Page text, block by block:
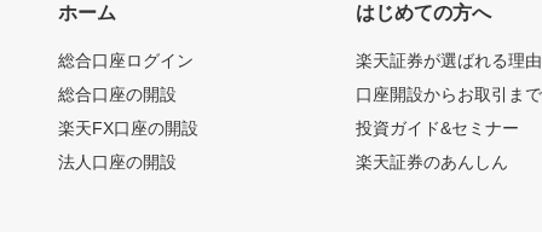
ホーム
総合口座ログイン
総合口座の開設
楽天FX口座の開設
法人口座の開設
はじめての方へ
楽天証券が選ばれる理由
口座開設からお取引ま
投資ガイド&セミナー
楽天証券のあんしん